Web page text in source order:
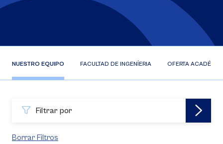
NUESTRO EQUIPO FACULTAD DE INGENÍERIA OFERTA
Filtrar por
Borrar Filtros